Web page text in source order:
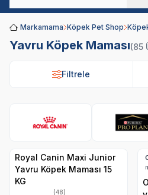
Markamama Köpek Pet Shop
Yavru Köpek Maması(85
Filtrele
Filtrele
Royal Canin Maxi Junior
Yavru Köpek Maması 15
KG
(48)